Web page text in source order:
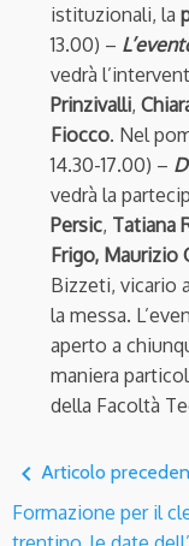
istituzionali, la
13.00) –
vedrà
Prinzivalli,
Fiocco. Nel
14.30-17.00) –
vedrà la
Persic, Tatiana
Frigo, Maurizio
Bizzeti, vicario
la messa.
aperto a
maniera
della Facoltà
navigate_before Articolo
Formazione per il